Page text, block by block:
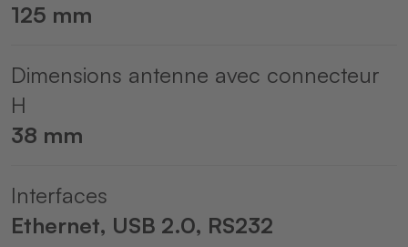
125 mm
Dimensions antenne avec connecteur
H
38 mm
Interfaces
Ethernet, USB 2.0, RS232